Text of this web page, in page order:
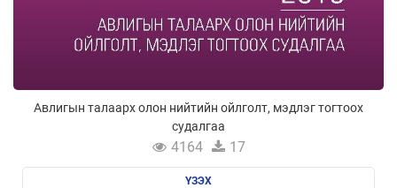
Авлигын талаарх олон нийтийн ойлголт, мэдлэг тогтоох
судалгаа
4164 17
ҮЗЭХ